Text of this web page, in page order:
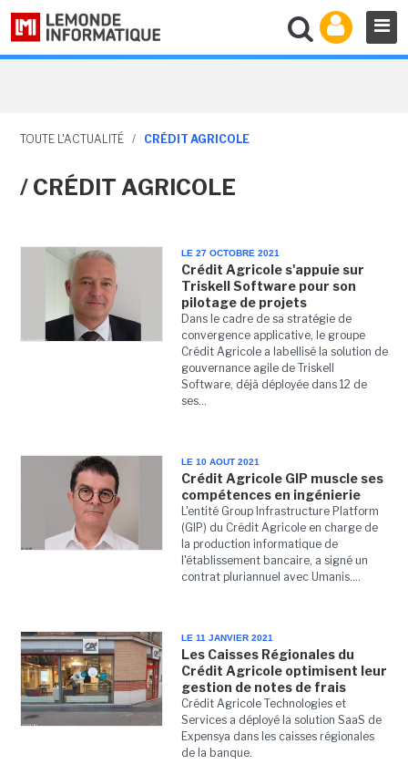
TOUTE L'ACTUALITÉ / CRÉDIT AGRICOLE
/ CRÉDIT AGRICOLE
LE 27 OCTOBRE 2021
Crédit Agricole s'appuie sur
Triskell Software pour son
pilotage de projets
Dans le cadre de sa stratégie de
convergence applicative, le groupe
Crédit Agricole a labellisé la solution de
gouvernance agile de Triskell
Software, déjà déployée dans 12 de
ses...
LE 10 AOUT 2021
Crédit Agricole GIP muscle ses
compétences en ingénierie
L'entité Group Infrastructure Platform
(GIP) du Crédit Agricole en charge de
la production informatique de
l'établissement bancaire, a signé un
contrat pluriannuel avec Umanis....
LE 11 JANVIER 2021
Les Caisses Régionales du
Crédit Agricole optimisent leur
gestion de notes de frais
Crédit Agricole Technologies et
Services a déployé la solution SaaS de
Expensya dans les caisses régionales
de la banque.